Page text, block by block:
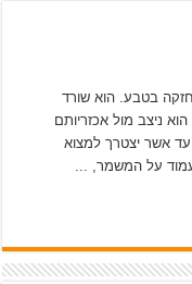
בטבע. הוא שורד
ניצב מול אכזריותם
אשר יצטרך למצוא
על המשמר, ...